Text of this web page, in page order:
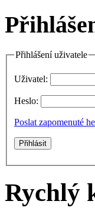
Přihlášení uživatele
Uživatel:
Heslo:
Poslat zapomenuté
Rychlý